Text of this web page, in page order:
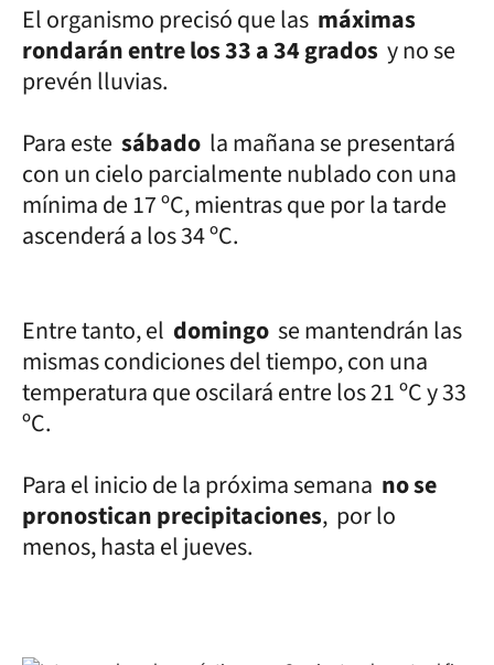
El organismo precisó que las máximas
rondarán entre los 33 a 34 grados y no se
prevén lluvias.
Para este sábado la mañana se presentará
con un cielo parcialmente nublado con una
mínima de 17 ºC, mientras que por la tarde
ascenderá a los 34 ºC.
Entre tanto, el domingo se mantendrán las
mismas condiciones del tiempo, con una
temperatura que oscilará entre los 21 ºC y 33
ºC.
Para el inicio de la próxima semana no se
pronostican precipitaciones, por lo
menos, hasta el jueves.